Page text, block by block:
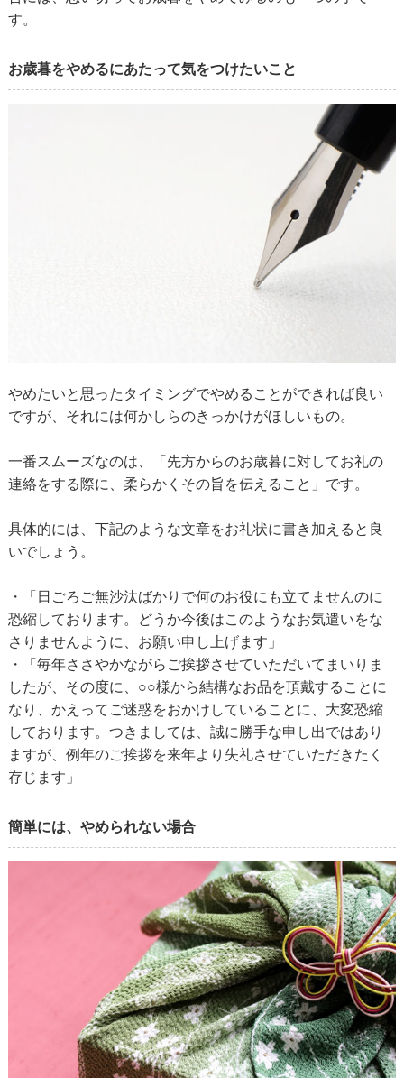
す。
お歳暮をやめるにあたって気をつけたいこと
やめたいと思ったタイミングでやめることができれば良い
ですが、それには何かしらのきっかけがほしいもの。
一番スムーズなのは、「先方からのお歳暮に対してお礼の
連絡をする際に、柔らかくその旨を伝えること」です。
具体的には、下記のような文章をお礼状に書き加えると良
いでしょう。
・「日ごろご無沙汰ばかりで何のお役にも立てませんのに
恐縮しております。どうか今後はこのようなお気遣いをな
さりませんように、お願い申し上げます」
・「毎年ささやかながらご挨拶させていただいてまいりま
したが、その度に、○○様から結構なお品を頂戴することに
なり、かえってご迷惑をおかけしていることに、大変恐縮
しております。つきましては、誠に勝手な申し出ではあり
ますが、例年のご挨拶を来年より失礼させていただきたく
存じます」
簡単には、やめられない場合